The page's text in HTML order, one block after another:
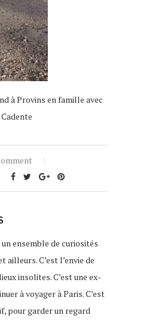
à Provins en famille avec
un ensemble de curiosités
ailleurs. C’est l’envie de
insolites. C’est une ex-
à voyager à Paris. C’est
pour garder un regard